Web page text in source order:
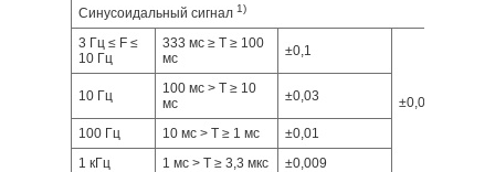
Синусоидальный сигнал 1)
3 Гц ≤ F ≤
10 Гц
333 мс ≥ T ≥ 100
мс
±0,1
±0,0002
10 Гц
100 мс > T ≥ 10
мс
±0,03
100 Гц 10 мс > T ≥ 1 мс
±0,01
1 кГц
1 мс > T ≥ 3,3 мкс ±0,009